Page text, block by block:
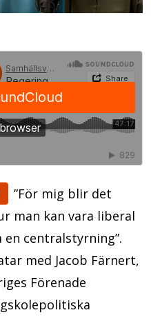
”För mig blir det
man kan vara liberal
centralstyrning”.
med Jacob Färnert,
Förenade